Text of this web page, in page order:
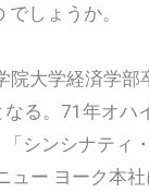
でしょうか。
大学経済学部
る。71年オハ
シンシナティ
ー ヨーク本社